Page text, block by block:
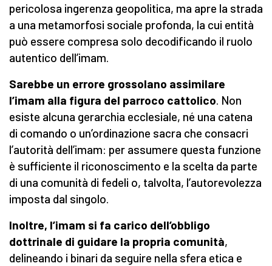
pericolosa ingerenza geopolitica, ma apre la strada
a una metamorfosi sociale profonda, la cui entità
può essere compresa solo decodificando il ruolo
autentico dell’imam.
Sarebbe un errore grossolano assimilare
l’imam alla figura del parroco cattolico. Non
esiste alcuna gerarchia ecclesiale, né una catena
di comando o un’ordinazione sacra che consacri
l’autorità dell’imam: per assumere questa funzione
è sufficiente il riconoscimento e la scelta da parte
di una comunità di fedeli o, talvolta, l’autorevolezza
imposta dal singolo.
Inoltre, l’imam si fa carico dell’obbligo
dottrinale di guidare la propria comunità,
delineando i binari da seguire nella sfera etica e